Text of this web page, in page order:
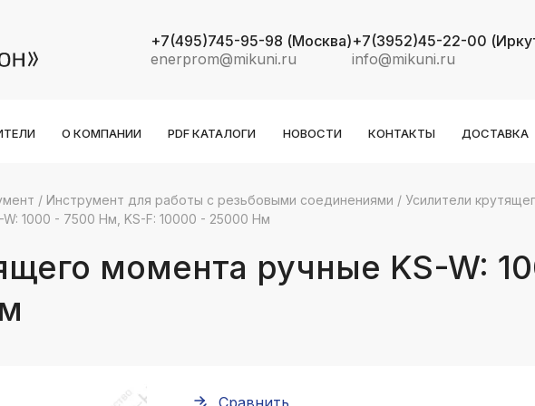
+7(495)745-95-98 (Москва)
enerprom@mikuni.ru
+7(3952)45-22-00
info@mikuni.ru
О КОМПАНИИ PDF КАТАЛОГИ НОВОСТИ КОНТАКТЫ ДОСТАВКА
k
ksldkfjsdlfkjsls;ldfkgjsdl;kfkфыва
/ Инструмент для работы с резьбовыми соединениями / Усилители
1000 - 7500 Нм, KS-F: 10000 - 25000 Нм
момента ручные KS-W: